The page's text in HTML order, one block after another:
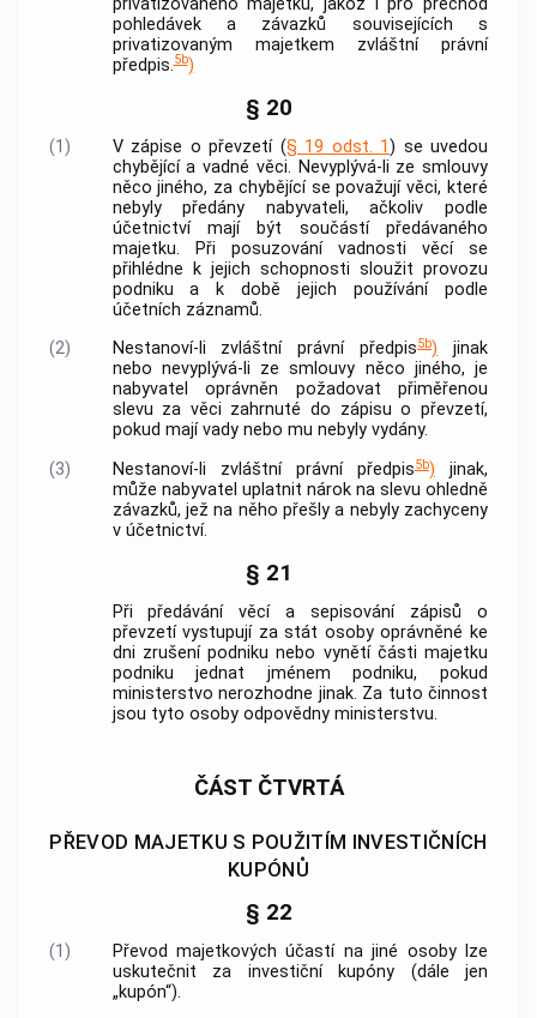
pohledávek a závazků souvisejících s
privatizovaným majetkem zvláštní právní
předpis.5b)
§ 20
(1) V zápise o převzetí (§ 19 odst. 1) se uvedou
chybějící a vadné věci. Nevyplývá-li ze smlouvy
něco jiného, za chybějící se považují věci, které
nebyly předány nabyvateli, ačkoliv podle
účetnictví mají být součástí předávaného
majetku. Při posuzování vadnosti věcí se
přihlédne k jejich schopnosti sloužit provozu
podniku a k době jejich používání podle
účetních záznamů.
(2)
Nestanoví-li zvláštní právní předpis5b) jinak
nebo nevyplývá-li ze smlouvy něco jiného, je
nabyvatel oprávněn požadovat přiměřenou
slevu za věci zahrnuté do zápisu o převzetí,
pokud mají vady nebo mu nebyly vydány.
(3)
Nestanoví-li zvláštní právní předpis5b) jinak,
může nabyvatel uplatnit nárok na slevu ohledně
závazků, jež na něho přešly a nebyly zachyceny
v účetnictví.
§ 21
Při předávání věcí a sepisování zápisů o
převzetí vystupují za stát osoby oprávněné ke
dni zrušení podniku nebo vynětí části majetku
podniku jednat jménem podniku, pokud
ministerstvo nerozhodne jinak. Za tuto činnost
jsou tyto osoby odpovědny ministerstvu.
ČÁST ČTVRTÁ
PŘEVOD MAJETKU S POUŽITÍM INVESTIČNÍCH
KUPÓNŮ
§ 22
(1)
Převod majetkových účastí na jiné osoby lze
uskutečnit za investiční kupóny (dále jen
„kupón“).